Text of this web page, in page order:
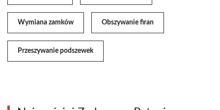
Wymiana zamków Obszywanie firan
Przeszywanie podszewek